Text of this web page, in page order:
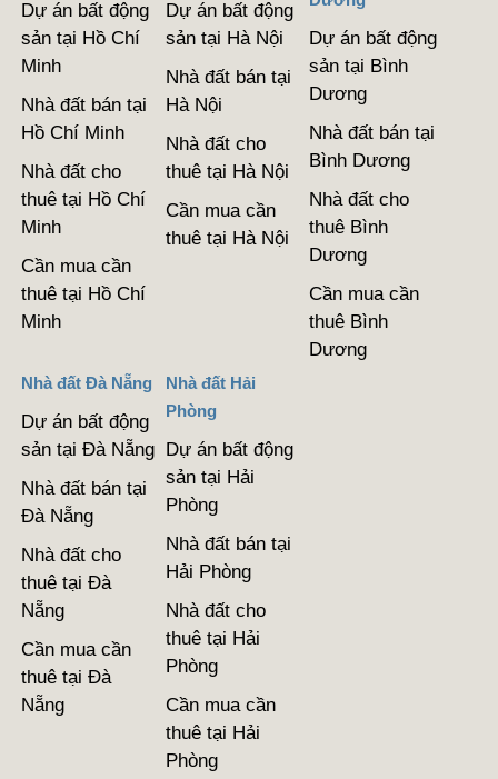
Dự án bất động
sản tại Hồ Chí
Minh
Nhà đất bán tại
Hồ Chí Minh
Nhà đất cho
thuê tại Hồ Chí
Minh
Cần mua cần
thuê tại Hồ Chí
Minh
Dự án bất động
sản tại Hà Nội
Nhà đất bán tại
Hà Nội
Nhà đất cho
thuê tại Hà Nội
Cần mua cần
thuê tại Hà Nội
Dự án bất động
sản tại Bình
Dương
Nhà đất bán tại
Bình Dương
Nhà đất cho
thuê Bình
Dương
Cần mua cần
thuê Bình
Dương
Nhà đất Đà Nẵng
Dự án bất động
sản tại Đà Nẵng
Nhà đất bán tại
Đà Nẵng
Nhà đất cho
thuê tại Đà
Nẵng
Cần mua cần
thuê tại Đà
Nẵng
Nhà đất Hải
Phòng
Dự án bất động
sản tại Hải
Phòng
Nhà đất bán tại
Hải Phòng
Nhà đất cho
thuê tại Hải
Phòng
Cần mua cần
thuê tại Hải
Phòng